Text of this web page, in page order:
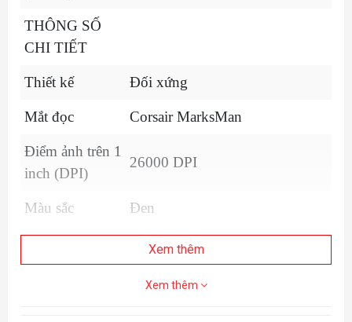
THÔNG SỐ
CHI TIẾT
Thiết kế Đối xứng
Mắt đọc Corsair MarksMan
Điểm ảnh trên 1
inch (DPI)
26000 DPI
Màu sắc Đen
bấm
Xem thêm
Xem thêm